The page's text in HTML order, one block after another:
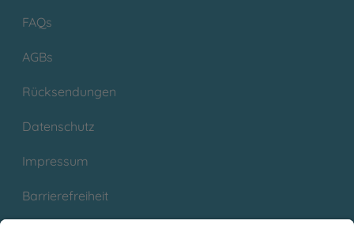
FAQs
AGBs
Rücksendungen
Datenschutz
Impressum
Barrierefreiheit